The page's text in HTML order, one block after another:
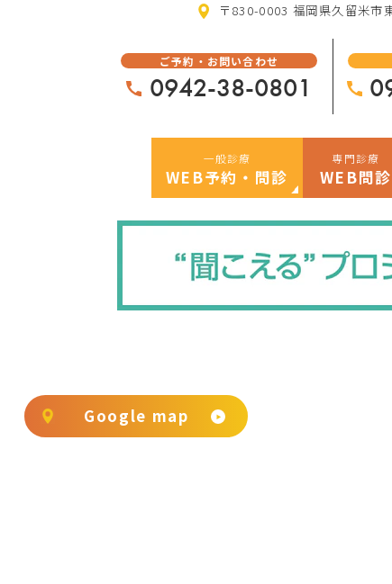
〒830-0003 福岡県久留米市
ご予約・お問い合わせ
0942-38-0801
一般診療
WEB予約・問診
専門診療
WEB問診
Google map